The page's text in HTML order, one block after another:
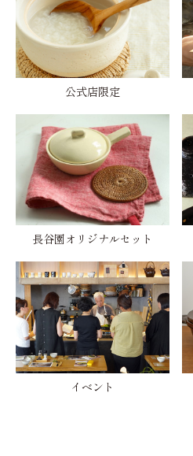
公式店限定
長谷園オリジナルセット
イベント